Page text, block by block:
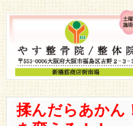
揉んだらあかん